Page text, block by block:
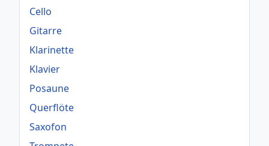
Cello
Gitarre
Klarinette
Klavier
Posaune
Querflöte
Saxofon